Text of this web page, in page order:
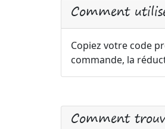
Comment
Copiez votre code
commande, la
Comment